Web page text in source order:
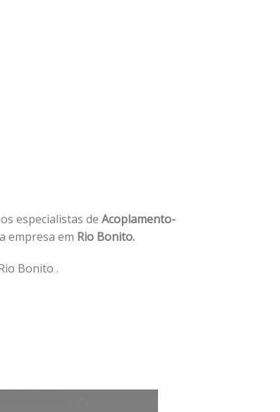
especialistas de Acoplamento-
empresa em Rio Bonito.
Bonito .